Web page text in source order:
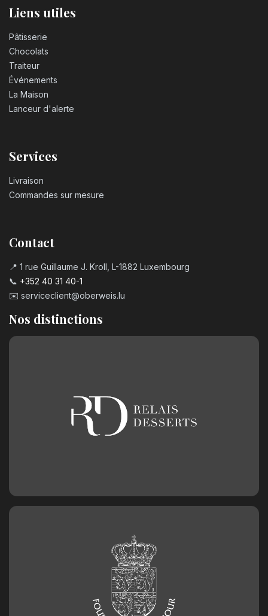
Liens utiles
Pâtisserie
Chocolats
Traiteur
Événements
La Maison
Lanceur d'alerte
Services
Livraison
Commandes sur mesure
Contact
📍 1 rue Guillaume J. Kroll, L-1882 Luxembourg
📞 +352 40 31 40-1
✉️ serviceclient@oberweis.lu
Nos distinctions